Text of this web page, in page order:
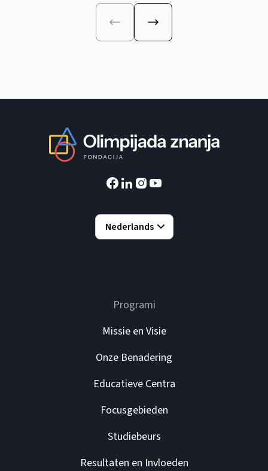
Nederlands
Programi
Missie en Visie
Onze Benadering
Educatieve Centra
Focusgebieden
Studiebeurs
Resultaten en Invloeden